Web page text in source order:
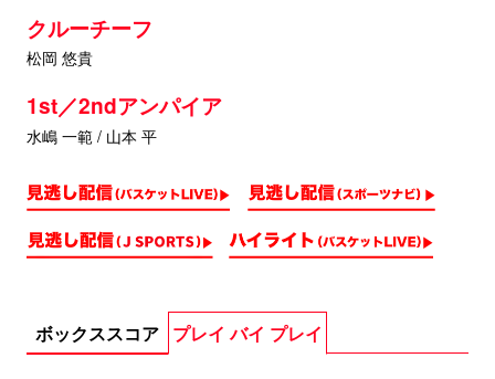
クルーチーフ
松岡 悠貴
1st／2ndアンパイア
水嶋 一範 / 山本 平
ボックススコア プレイ バイ プレイ